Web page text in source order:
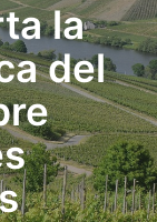
la
del